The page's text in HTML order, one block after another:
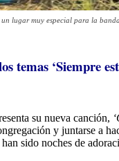
lugar muy especial para la banda
temas ‘Siempre
su nueva canción,
y juntarse a
sido noches de